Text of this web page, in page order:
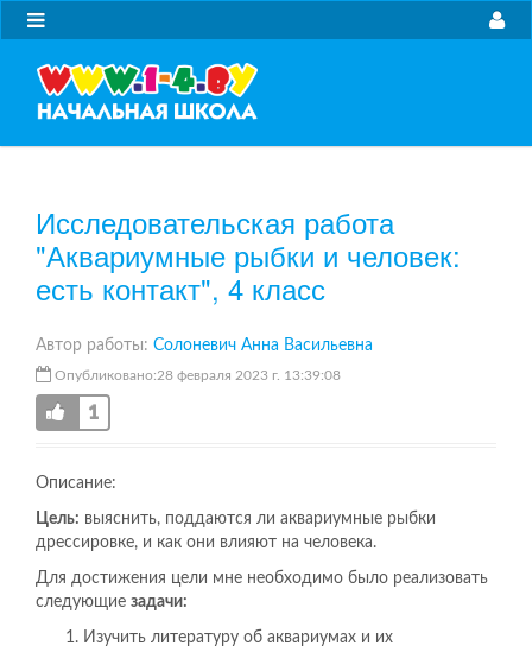
Исследовательская работа
"Аквариумные рыбки и человек:
есть контакт", 4 класс
Автор работы: Солоневич Анна Васильевна
Опубликовано:28 февраля 2023 г. 13:39:08
1
Описание:
Цель: выяснить, поддаются ли аквариумные рыбки
дрессировке, и как они влияют на человека.
Для достижения цели мне необходимо было реализовать
следующие задачи:
Изучить литературу об аквариумах и их